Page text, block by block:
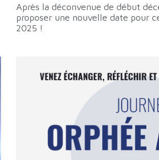
Après la déconvenue de début
proposer une nouvelle date pour
2025 !